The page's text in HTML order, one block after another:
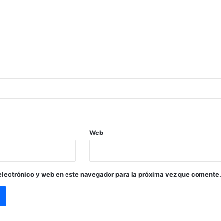
Web
y web en este navegador para la próxima vez que comente.